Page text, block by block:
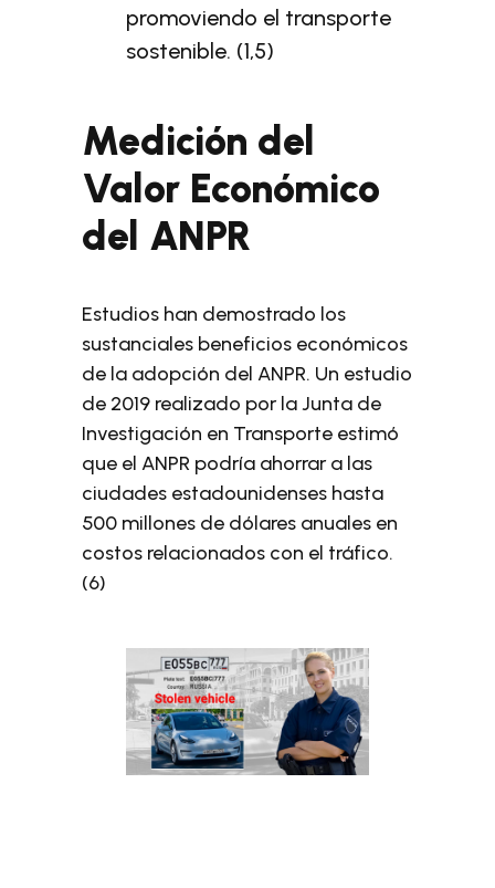
promoviendo el transporte
sostenible. (1,5)
Medición del
Valor Económico
del ANPR
Estudios han demostrado los
sustanciales beneficios económicos
de la adopción del ANPR. Un estudio
de 2019 realizado por la Junta de
Investigación en Transporte estimó
que el ANPR podría ahorrar a las
ciudades estadounidenses hasta
500 millones de dólares anuales en
costos relacionados con el tráfico.
(6)